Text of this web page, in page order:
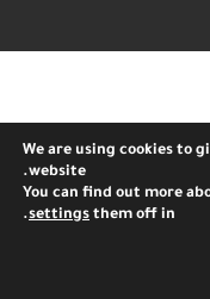
We are using cookies to
website.
You can find out more
them off in
settings
.